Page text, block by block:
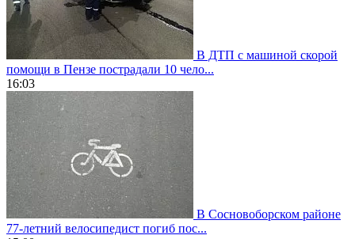
В ДТП с машиной скорой
помощи в Пензе пострадали 10 чело...
16:03
В Сосновоборском районе
77-летний велосипедист погиб пос...